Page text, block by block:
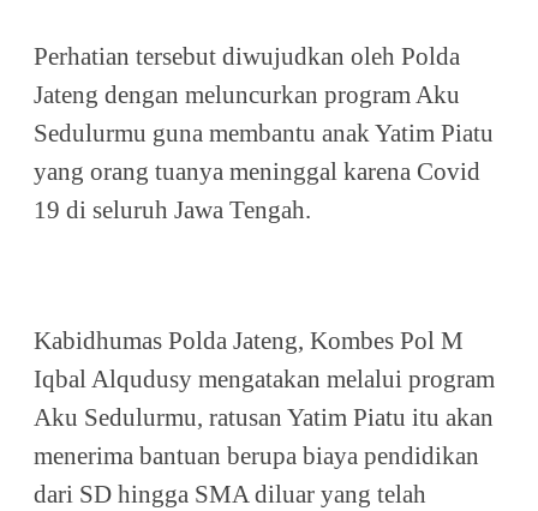
Perhatian tersebut diwujudkan oleh Polda
Jateng dengan meluncurkan program Aku
Sedulurmu guna membantu anak Yatim Piatu
yang orang tuanya meninggal karena Covid
19 di seluruh Jawa Tengah.
Kabidhumas Polda Jateng, Kombes Pol M
Iqbal Alqudusy mengatakan melalui program
Aku Sedulurmu, ratusan Yatim Piatu itu akan
menerima bantuan berupa biaya pendidikan
dari SD hingga SMA diluar yang telah